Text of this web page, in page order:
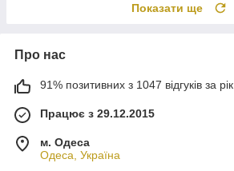
Показати ще
Про нас
91% позитивних з 1047 відгуків за рік
Працює з 29.12.2015
м. Одеса
Одеса, Україна